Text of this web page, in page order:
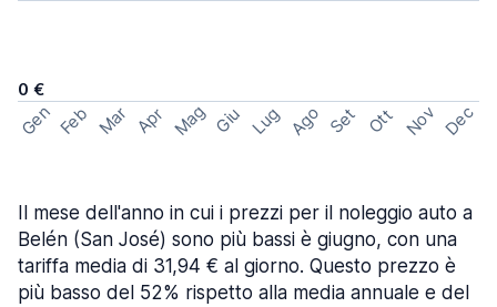
0 €
Gen Feb Mar Apr Mag Giu Lug Ago Set Ott Nov Dec
Il mese dell'anno in cui i prezzi per il noleggio auto a
Belén (San José) sono più bassi è giugno, con una
tariffa media di 31,94 € al giorno. Questo prezzo è
più basso del 52% rispetto alla media annuale e del